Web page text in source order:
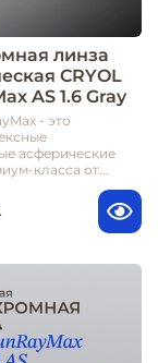
линза
CRYOL
AS 1.6 Gray
- это
асферические
класса от...